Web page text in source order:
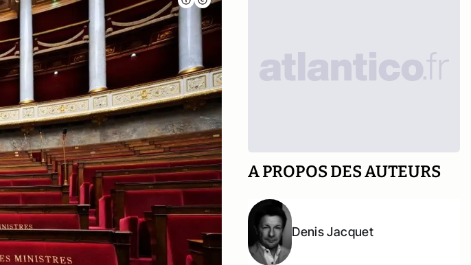
A PROPOS DES AUTEURS
Denis Jacquet